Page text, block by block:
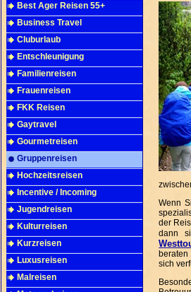
Best Ager Reisen 55+
Business Travel
Cluburlaub
Entschleunigung
Familienreisen
Frauenreisen
FKK Reisen
Gaytravel
Gourmetreisen
Gruppenreisen
Hochzeitsreisen
Incentive / Incoming
Jugendreisen
Kulturreisen
Kurzreisen
Luxusreisen
Malreisen
Wenn
der
dann
sich